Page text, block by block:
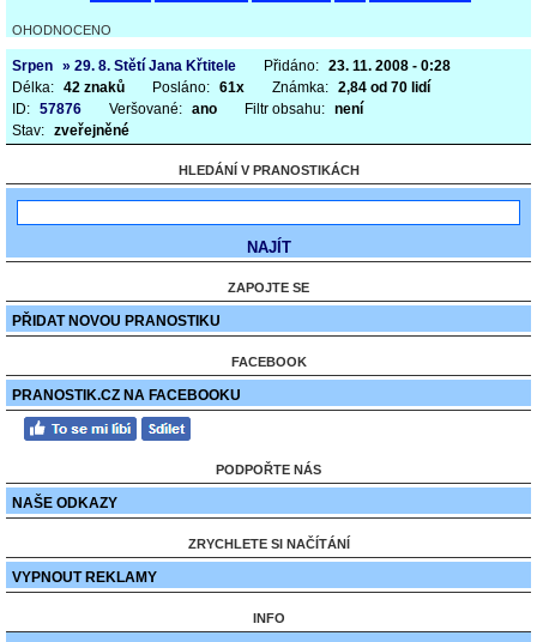
OHODNOCENO
Srpen » 29. 8. Stětí Jana Křtitele Přidáno: 23. 11. 2008 - 0:28
Délka: 42 znaků Posláno: 61x Známka: 2,84 od 70 lidí
ID: 57876 Veršované: ano Filtr obsahu: není
Stav: zveřejněné
HLEDÁNÍ V PRANOSTIKÁCH
ZAPOJTE SE
PŘIDAT NOVOU PRANOSTIKU
FACEBOOK
PRANOSTIK.CZ NA FACEBOOKU
PODPOŘTE NÁS
NAŠE ODKAZY
ZRYCHLETE SI NAČÍTÁNÍ
VYPNOUT REKLAMY
INFO